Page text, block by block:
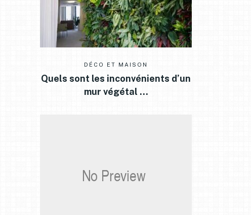
DÉCO ET MAISON
Quels sont les inconvénients d’un
mur végétal …